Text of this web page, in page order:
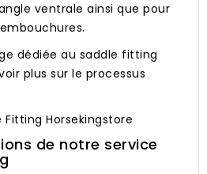
ventrale ainsi que pour
dédiée au saddle fitting
plus sur le processus
Fitting Horsekingstore
de notre service